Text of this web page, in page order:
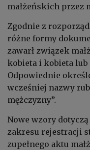
małżeńskich przez
Zgodnie z
różne formy
zawarł związek
kobieta i kobieta lub
Odpowiednie
wcześniej nazwy
mężczyzny”.
Nowe wzory
zakresu rejestracji
zupełnego aktu